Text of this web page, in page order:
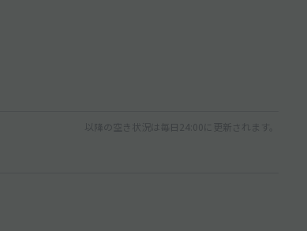
以降の空き状況は毎日24:00に更新されます。